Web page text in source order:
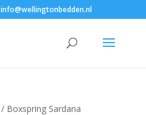
info@wellingtonbedden.nl
/ Boxspring Sardana